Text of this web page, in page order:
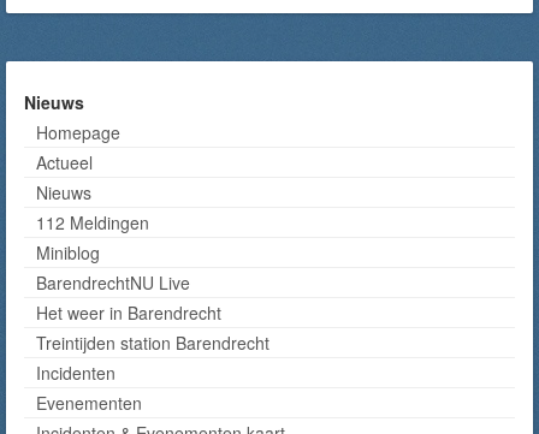
Nieuws
Homepage
Actueel
Nieuws
112 Meldingen
Miniblog
BarendrechtNU Live
Het weer in Barendrecht
Treintijden station Barendrecht
Incidenten
Evenementen